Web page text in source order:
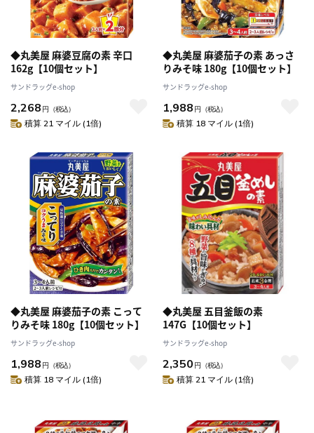
◆丸美屋 麻婆豆腐の素 辛口
162g【10個セット】
サンドラッグe-shop
2,268 円 （税込）
積算 21 マイル (1倍)
◆丸美屋 麻婆茄子の素 あっさ
りみそ味 180g【10個セット】
サンドラッグe-shop
1,988 円 （税込）
積算 18 マイル (1倍)
◆丸美屋 麻婆茄子の素 こって
りみそ味 180g【10個セット】
サンドラッグe-shop
1,988 円 （税込）
積算 18 マイル (1倍)
◆丸美屋 五目釜飯の素
147G【10個セット】
サンドラッグe-shop
2,350 円 （税込）
積算 21 マイル (1倍)